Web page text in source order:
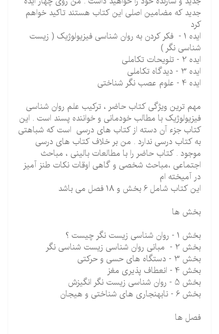
جدید که مضامین اصلی این کتاب هستند تاکید خواهم
ایده 1 - فکر کردن به روان شناسی فیزیولوژیک ( زیست
شناسی نگر )
ایده 2 - تلویحات تکاملی
ایده 3 - دیدگاه تکاملی
ایده 4 - علوم عصب نگر شناختی
مهم ترین ویژگی کتاب حاضر ، ترکیب علم روان شناسی
فیزیولوژیک با مطالب خودمانی و خواننده پسند است . این
کتاب جزء آن دسته از کتاب های درسی است که شباهتی
به کتاب درسی ندارد . من بر خلاف کتاب های درسی
موجود . کتاب حاضر را با مطالعات بالینی ، مباحث
اجتماعی ،مباحث شخصی و گاهی اوقات نکات طنز آمیز
در آمیخته ام
این کتاب شامل 6 بخش و 18 فصل می باشد
بخش ها
بخش 1 - روان شناسی زیست نگر چیست ؟
بخش 2 - مبانی روان شناسی زیست شناسی نگر
بخش 3 - دستگاه های حسی و حرکتی
بخش 4 - انعطاف پذیری مغز
بخش 5 - روان شناسی زیست نگر انگیزش
بخش 6 - نابهنجاری های شناختی و هیجان
فصل ها